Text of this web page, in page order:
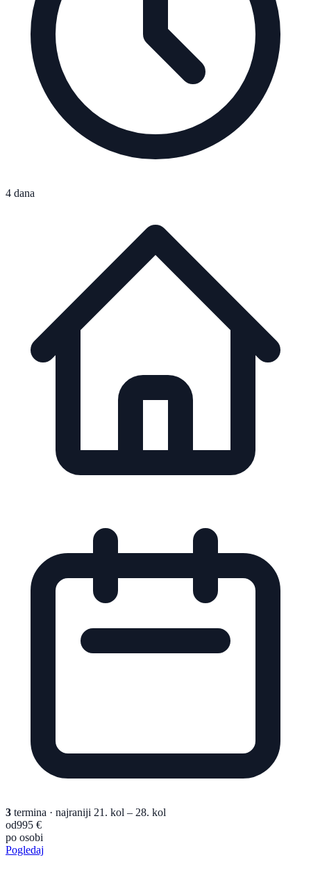
4 dana
3 termina · najraniji 21. kol – 28. kol
od995 €
po osobi
Pogledaj